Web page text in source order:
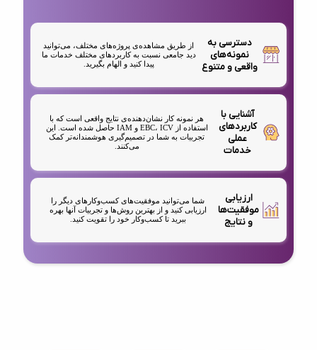
دسترسی به
نمونه‌های
واقعی و متنوع
از طریق مشاهده‌ی پروژه‌های مختلف، می‌توانید
دید جامعی نسبت به کاربردهای مختلف خدمات ما
پیدا کنید و الهام بگیرید.
آشنایی با
کاربردهای
عملی
خدمات
هر نمونه کار نشان‌دهنده‌ی نتایج واقعی است که با
استفاده از EBC، ICV و IAM حاصل شده است. این
تجربیات به شما در تصمیم‌گیری هوشمندانه‌تر کمک
می‌کنند.
ارزیابی
موفقیت‌ها
و نتایج
شما می‌توانید موفقیت‌های کسب‌وکارهای دیگر را
ارزیابی کنید و از بهترین روش‌ها و تجربیات آنها بهره
ببرید تا کسب‌وکار خود را تقویت کنید.